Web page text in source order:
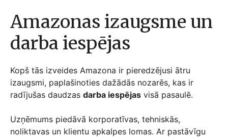
Amazonas izaugsme un
darba iespējas
Kopš tās izveides Amazona ir pieredzējusi ātru
izaugsmi, paplašinoties dažādās nozarēs, kas ir
radījušas daudzas darba iespējas visā pasaulē.
Uzņēmums piedāvā korporatīvas, tehniskās,
noliktavas un klientu apkalpes lomas. Ar pastāvīgu